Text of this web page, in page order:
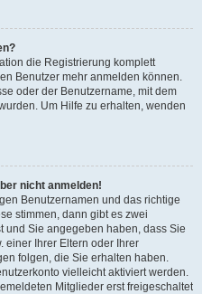
die Registrierung komplett
Benutzer mehr anmelden können.
oder der Benutzername, mit dem
Um Hilfe zu erhalten, wenden
nicht anmelden!
Benutzernamen und das richtige
stimmen, dann gibt es zwei
und Sie angegeben haben, dass Sie
einer Ihrer Eltern oder Ihrer
folgen, die Sie erhalten haben.
vielleicht aktiviert werden.
Mitglieder erst freigeschaltet